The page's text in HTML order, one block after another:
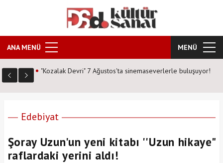
ANA MENÜ MENÜ
Masterchef şampiyonu Eren Kaşıkçı kimdir? işte "Kızıl
Edebiyat
Şoray Uzun'un yeni kitabı ''Uzun hikaye"
raflardaki yerini aldı!